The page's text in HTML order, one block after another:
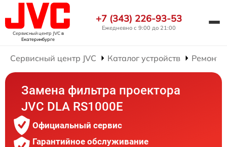
Сервисный центр JVCв
Екатеринбурге
+7 (343) 226-93-53
Ежедневно с 9:00 до 21:00
Сервисный центр JVC Каталог устройств Ремонт
Замена фильтра проектора
JVC DLA RS1000E
Официальный сервис
Гарантийное обслуживание